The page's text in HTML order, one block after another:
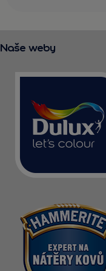
Naše weby